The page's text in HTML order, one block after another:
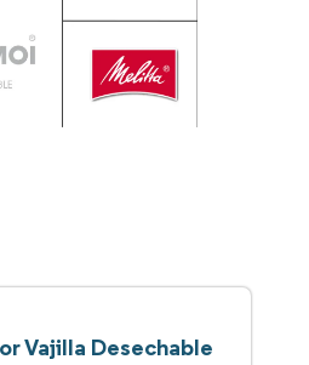
Vajilla Desechable